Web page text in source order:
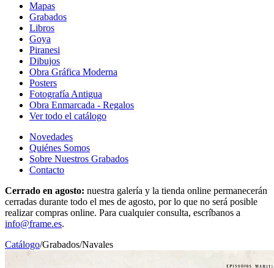
Mapas
Grabados
Libros
Goya
Piranesi
Dibujos
Obra Gráfica Moderna
Posters
Fotografía Antigua
Obra Enmarcada - Regalos
Ver todo el catálogo
Novedades
Quiénes Somos
Sobre Nuestros Grabados
Contacto
Cerrado en agosto: nuestra galería y la tienda online permanecerán
cerradas durante todo el mes de agosto, por lo que no será posible
realizar compras online. Para cualquier consulta, escríbanos a
info@frame.es.
Catálogo/Grabados/Navales